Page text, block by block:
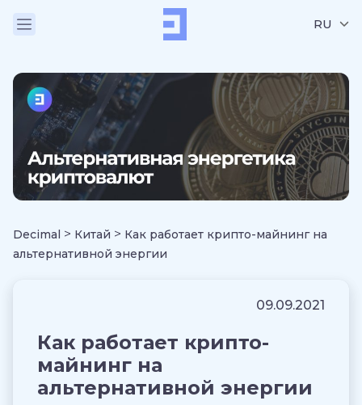
RU
Decimal > Китай > Как работает крипто-майнинг на
альтернативной энергии
09.09.2021
Как работает крипто-
майнинг на
альтернативной энергии